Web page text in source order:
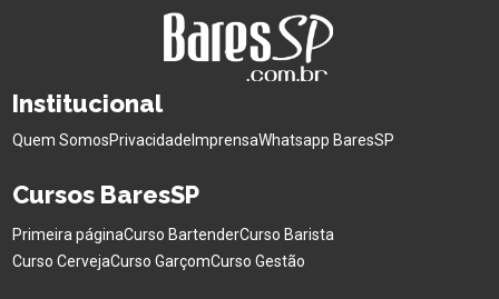
Institucional
Quem SomosPrivacidade ImprensaWhatsapp BaresSP
Cursos BaresSP
Primeira páginaCurso BartenderCurso Barista
Curso CervejaCurso GarçomCurso Gestão